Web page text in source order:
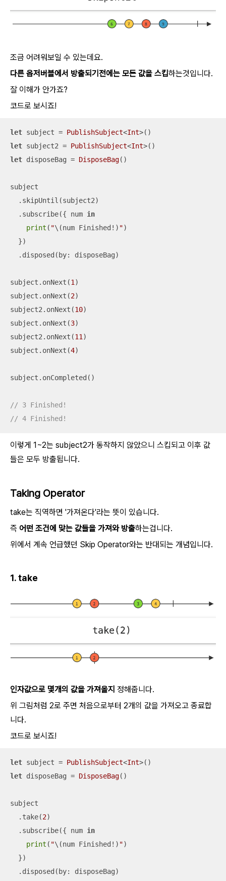
조금 어려워보일 수 있는데요.
다른 옵저버블에서 방출되기전에는 모든 값을 스킵하는것입니다.
잘 이해가 안가죠?
코드로 보시죠!
let subject = PublishSubject<Int
let subject2 = PublishSubject<Int
let disposeBag = DisposeBag()
subject
  .skipUntil(subject2)
  .subscribe({ num
in
print ( "\(num Finished ! ) ")
  })
  .disposed(by: disposeBag)
subject.onNext(1 )
subject.onNext(2)
subject2.onNext(10)
subject.onNext(3)
subject2.onNext(11 )
subject.onNext(4)
subject.onCompleted()
// 3 Finished!
// 4 Finished!
이렇게 1~2는 subject2가 동작하지 않았으니 스킵되고 이후 값
들은 모두 방출됩니다.
Taking Operator
take는 직역하면 '가져온다'라는 뜻이 있습니다.
즉 어떤 조건에 맞는 값들을 가져와 방출하는겁니다.
위에서 계속 언급했던 Skip Operator와는 반대되는 개념입니다.
1. take
인자값으로 몇개의 값을 가져올지 정해줍니다.
위 그림처럼 2로 주면 처음으로부터 2개의 값을 가져오고 종료합
니다.
코드로 보시죠!
let subject = PublishSubject<Int
let disposeBag = DisposeBag()
subject
  .take(
2)
  .subscribe({ num
in
print ( "\(num Finished ! ) ")
  })
  .disposed(by: disposeBag)